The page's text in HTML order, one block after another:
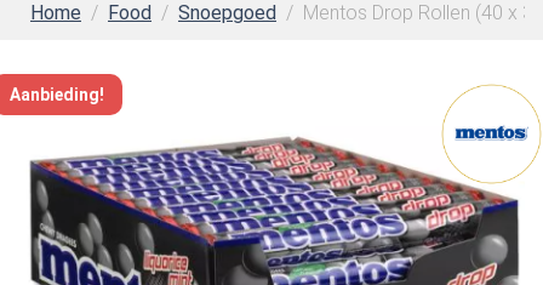
Home Food Snoepgoed Mentos Drop Rollen (40 x
Aanbieding!